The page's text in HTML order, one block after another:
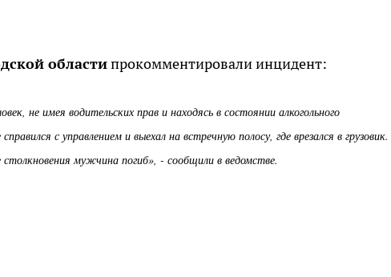
областипрокомментировали инцидент:
не имея водительских прав и находясь в состоянии алкогольного
с управлением и выехал на встречную полосу, где врезался в грузовик.
столкновения мужчина погиб», - сообщили в ведомстве.